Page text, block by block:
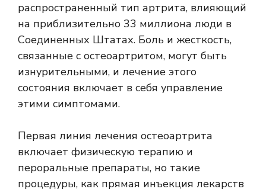
распространенный тип артрита, влияющий
на приблизительно 33 миллиона люди в
Соединенных Штатах. Боль и жесткость,
связанные с остеоартритом, могут быть
изнурительными, и лечение этого
состояния включает в себя управление
этими симптомами.
Первая линия лечения остеоартрита
включает физическую терапию и
пероральные препараты, но такие
процедуры, как прямая инъекция лекарств